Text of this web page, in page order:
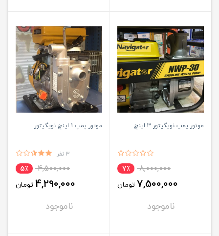
موتور پمپ نویگیتور 3 اینچ
8,000,000 7٪
7,500,000 تومان
ناموجود
موتور پمپ 1 اینچ نویگیتور
3 نفر
4,500,000 5٪
4,290,000 تومان
ناموجود